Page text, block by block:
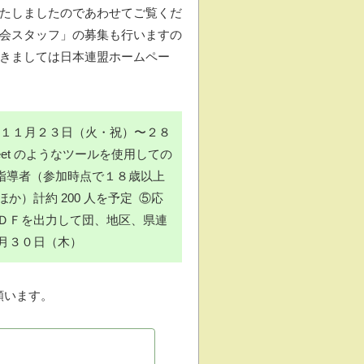
しましたのであわせてご覧くだ
スタッフ」の募集も行いますの
ましては日本連盟ホームペー
⽉２３⽇（⽕・祝）〜２８
のようなツールを使用しての
者（参加時点で１８歳以上
か）計約 200 人を予定 ⑤応
Ｆを出力して団、地区、県連
０日（木）
ます。